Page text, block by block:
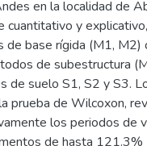
en la localidad de
cuantitativo y
de base rígida (M1, M2)
de subestructura
de suelo S1, S2 y S3.
prueba de Wilcoxon,
los periodos de
de hasta 121.3%